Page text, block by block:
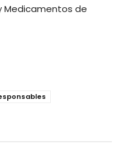
Medicamentos de